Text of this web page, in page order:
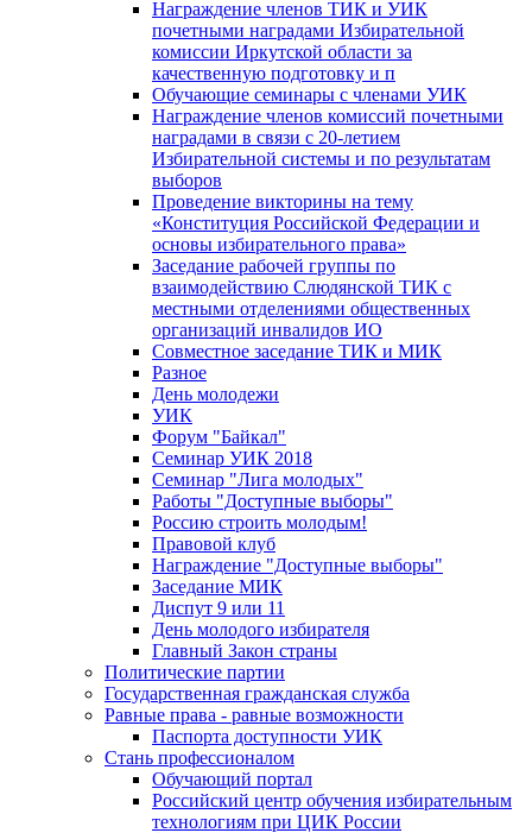
Награждение членов ТИК и УИК
почетными наградами Избирательной
комиссии Иркутской области за
качественную подготовку и п
Обучающие семинары с членами УИК
Награждение членов комиссий почетными
наградами в связи с 20-летием
Избирательной системы и по результатам
выборов
Проведение викторины на тему
«Конституция Российской Федерации и
основы избирательного права»
Заседание рабочей группы по
взаимодействию Слюдянской ТИК с
местными отделениями общественных
организаций инвалидов ИО
Совместное заседание ТИК и МИК
Разное
День молодежи
УИК
Форум "Байкал"
Семинар УИК 2018
Семинар "Лига молодых"
Работы "Доступные выборы"
Россию строить молодым!
Правовой клуб
Награждение "Доступные выборы"
Заседание МИК
Диспут 9 или 11
День молодого избирателя
Главный Закон страны
Политические партии
Государственная гражданская служба
Равные права - равные возможности
Паспорта доступности УИК
Стань профессионалом
Обучающий портал
Российский центр обучения избирательным
технологиям при ЦИК России